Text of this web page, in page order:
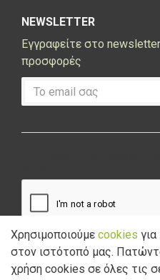
NEWSLETTER
Εγγραφείτε στο
προσφορές
Έχω διαβάσει και
Χρησιμοποιούμε cookies
στον ιστότοπό μας.
χρήση cookies σε όλες τις